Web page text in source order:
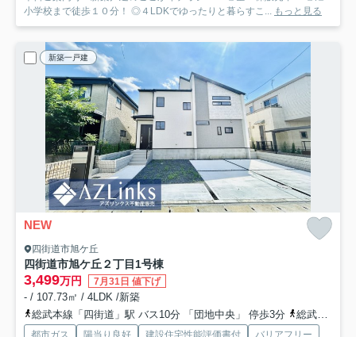
小学校まで徒歩１０分！ ◎４LDKでゆったりと暮らすこ... もっと見る
新築一戸建
NEW
四街道市旭ケ丘
四街道市旭ケ丘２丁目1号棟
3,499万円 7月31日 値下げ
- / 107.73㎡ / 4LDK /新築
総武本線「四街道」駅 バス10分 「団地中央」 停歩3分
総武本線「物井」駅 徒歩44分